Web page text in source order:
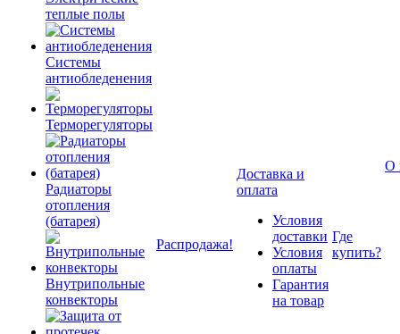
теплые полы
Системы
антиобледенения
Терморегуляторы
Радиаторы
отопления
(батарея)
Внутрипольные
конвекторы
Распродажа!
Доставка и
оплата
Условия
доставки
Условия
оплаты
Гарантия
на товар
Где
купить?
О